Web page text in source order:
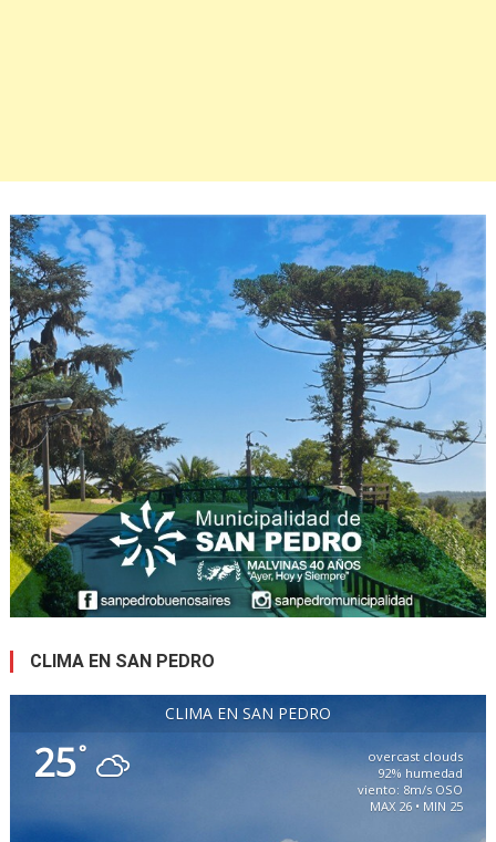
CLIMA EN SAN PEDRO
CLIMA EN SAN PEDRO
25°
overcast clouds
92% humedad
viento: 8m/s OSO
MAX 26 • MIN 25